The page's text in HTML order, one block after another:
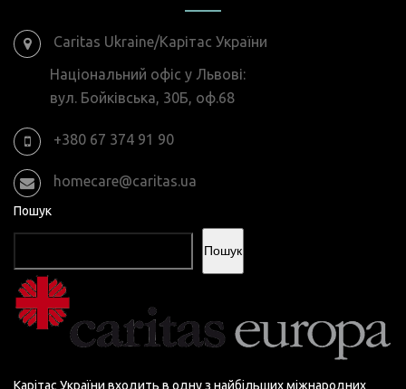
Caritas Ukraine/Карітас України
Національний офіс у Львові:
вул. Бойківська, 30Б, оф.68
+380 67 374 91 90
homecare@caritas.ua
Пошук
Пошук
Карітас України входить в одну з найбільших міжнародних